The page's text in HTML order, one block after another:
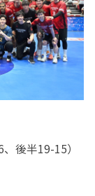
後半19-15）